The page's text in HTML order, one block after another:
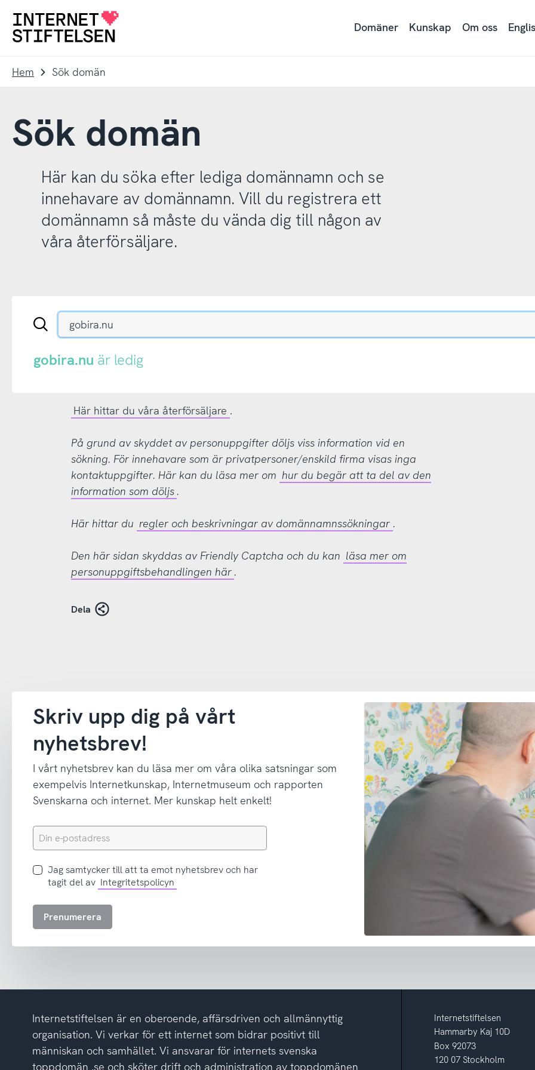
navigering
innehåll
Till
Domäner Kunskap Om oss
Hem Sök domän
Sök domän
Här kan du söka efter lediga domännamn och se
innehavare av domännamn. Vill du registrera ett
domännamn så måste du vända dig till någon av
våra återförsäljare.
Sök
.se-
eller
.nu-
gobira.nu är ledig
Här hittar du våra återförsäljare .
På grund av skyddet av personuppgifter döljs viss information vid en
sökning. För innehavare som är privatpersoner/enskild firma visas inga
kontaktuppgifter. Här kan du läsa mer om hur du begär att ta del av den
information som döljs .
Här hittar du regler och beskrivningar av domännamnssökningar .
Den här sidan skyddas av Friendly Captcha och du kan läsa mer om
personuppgiftsbehandlingen här .
Dela
Skriv upp dig på vårt
nyhetsbrev!
I vårt nyhetsbrev kan du läsa mer om våra olika satsningar som
exempelvis Internetkunskap, Internetmuseum och rapporten
Svenskarna och internet. Mer kunskap helt enkelt!
Din
e-
Jag
samtycker
att
nyhetsbrev
tagit
av
integritetspolicyn
Jag samtycker till att ta emot nyhetsbrev och har
tagit del av Integritetspolicyn
Prenumerera
Internetstiftelsen är en oberoende, affärsdriven och allmännyttig
organisation. Vi verkar för ett internet som bidrar positivt till
människan och samhället. Vi ansvarar för internets svenska
toppdomän .se och sköter drift och administration av toppdomänen
Internetstiftelsen
Hammarby Kaj 10D
Box 92073
120 07 Stockholm